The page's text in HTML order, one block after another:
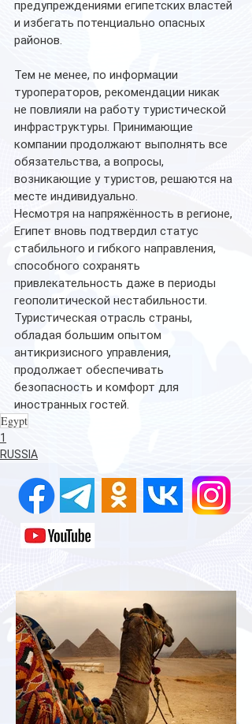
предупреждениями египетских властей
и избегать потенциально опасных
районов.
Тем не менее, по информации
туроператоров, рекомендации никак
не повлияли на работу туристической
инфраструктуры. Принимающие
компании продолжают выполнять все
обязательства, а вопросы,
возникающие у туристов, решаются на
месте индивидуально.
Несмотря на напряжённость в регионе,
Египет вновь подтвердил статус
стабильного и гибкого направления,
способного сохранять
привлекательность даже в периоды
геополитической нестабильности.
Туристическая отрасль страны,
обладая большим опытом
антикризисного управления,
продолжает обеспечивать
безопасность и комфорт для
иностранных гостей.
Egypt
1
RUSSIA